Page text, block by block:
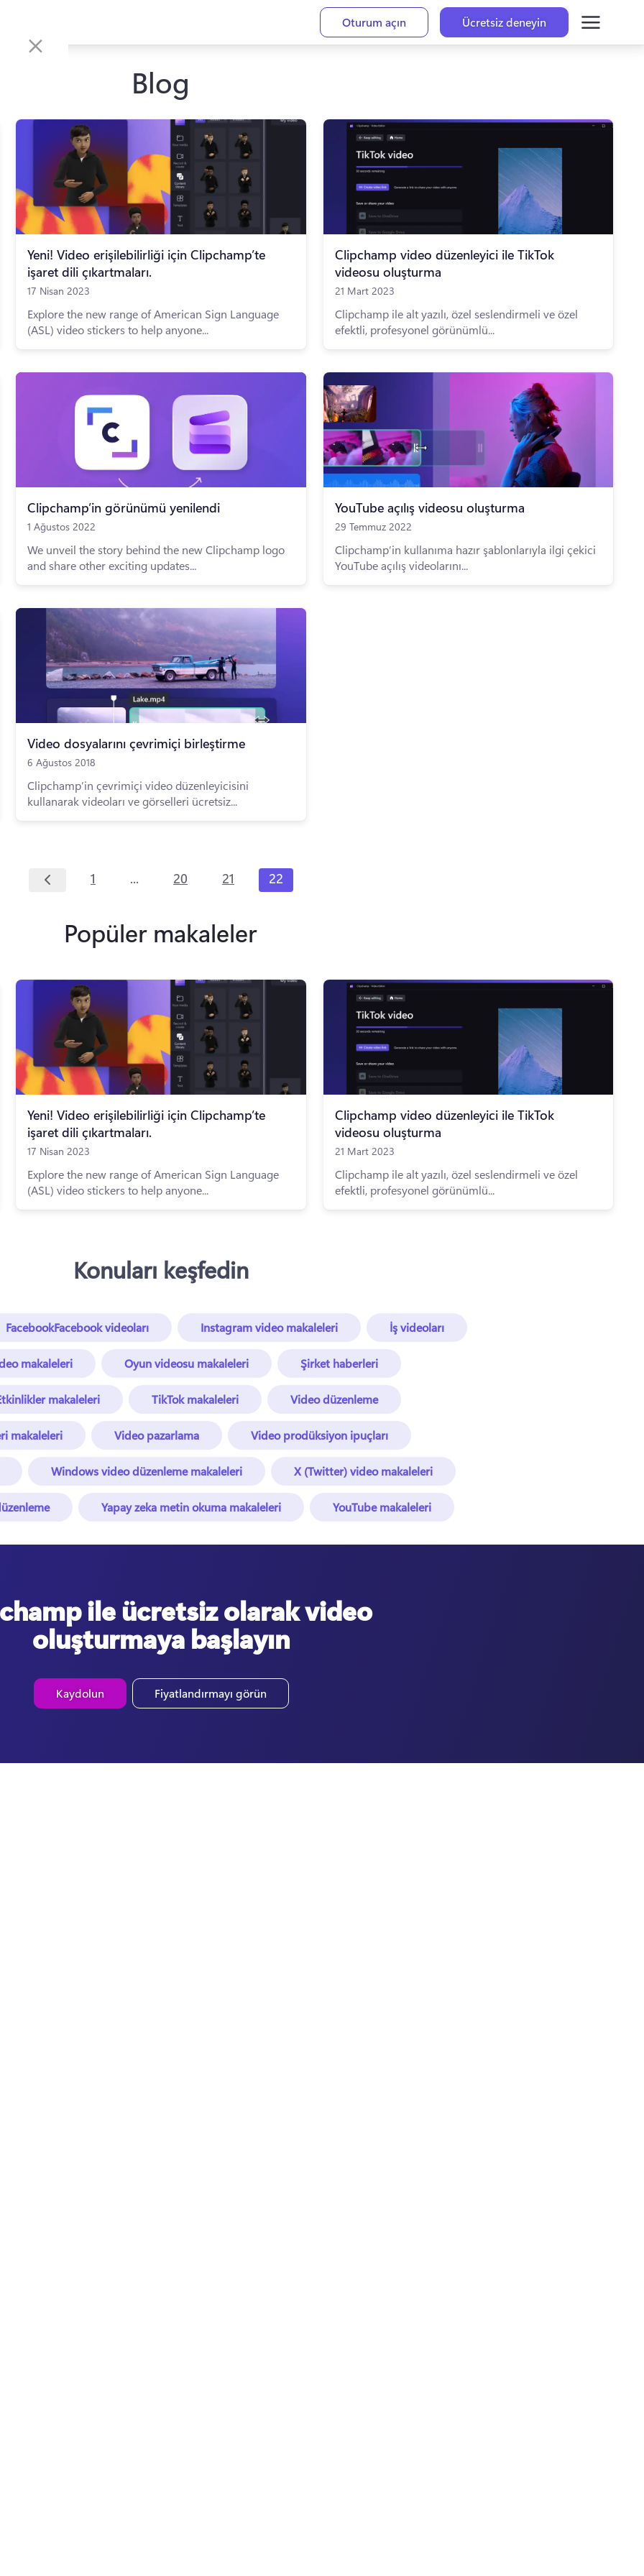
Oturum açın Ücretsiz deneyin
Blog
Yeni! Video erişilebilirliği için Clipchamp’te
işaret dili çıkartmaları.
17 Nisan 2023
Explore the new range of American Sign Language
(ASL) video stickers to help anyone...
Clipchamp video düzenleyici ile TikTok
videosu oluşturma
21 Mart 2023
Clipchamp ile alt yazılı, özel seslendirmeli ve özel
efektli, profesyonel görünümlü...
Clipchamp’in görünümü yenilendi
1 Ağustos 2022
We unveil the story behind the new Clipchamp logo
and share other exciting updates...
YouTube açılış videosu oluşturma
29 Temmuz 2022
Clipchamp’in kullanıma hazır şablonlarıyla ilgi çekici
YouTube açılış videolarını...
Video dosyalarını çevrimiçi birleştirme
6 Ağustos 2018
Clipchamp’in çevrimiçi video düzenleyicisini
kullanarak videoları ve görselleri ücretsiz...
1 ... 20 21 22
Popüler makaleler
Yeni! Video erişilebilirliği için Clipchamp’te
işaret dili çıkartmaları.
17 Nisan 2023
Explore the new range of American Sign Language
(ASL) video stickers to help anyone...
Clipchamp video düzenleyici ile TikTok
videosu oluşturma
21 Mart 2023
Clipchamp ile alt yazılı, özel seslendirmeli ve özel
efektli, profesyonel görünümlü...
Konuları keşfedin
FacebookFacebook videoları Instagram video makaleleri İş videoları
makaleleri Oyun videosu makaleleri Şirket haberleri
makaleleri TikTok makaleleri Video düzenleme
makaleleri Video pazarlama Video prodüksiyon ipuçları
Windows video düzenleme makaleleri X (Twitter) video makaleleri
Yapay zeka metin okuma makaleleri YouTube makaleleri
ile ücretsiz olarak video
oluşturmaya başlayın
Kaydolun Fiyatlandırmayı görün